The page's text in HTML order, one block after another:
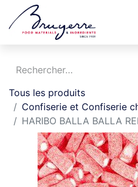
Tous les produits
Confiserie et Confiserie
HARIBO BALLA BALLA